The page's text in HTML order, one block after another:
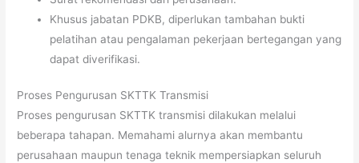
Khusus jabatan PDKB, diperlukan tambahan bukti
pelatihan atau pengalaman pekerjaan bertegangan yang
dapat diverifikasi.
Proses Pengurusan SKTTK Transmisi
Proses pengurusan SKTTK transmisi dilakukan melalui
beberapa tahapan. Memahami alurnya akan membantu
perusahaan maupun tenaga teknik mempersiapkan seluruh